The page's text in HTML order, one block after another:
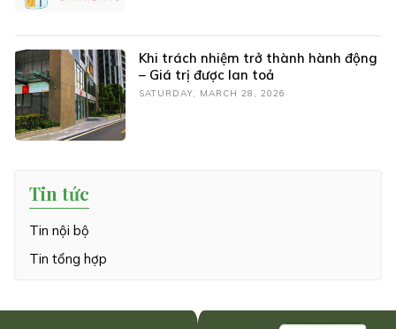
Khi trách nhiệm trở thành hành động
– Giá trị được lan toả
SATURDAY, MARCH 28, 2026
Tin tức
Tin nội bộ
Tin tổng hợp